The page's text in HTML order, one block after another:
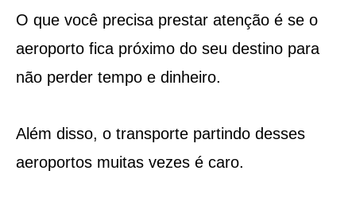
O que você precisa prestar atenção é se o
aeroporto fica próximo do seu destino para
não perder tempo e dinheiro.
Além disso, o transporte partindo desses
aeroportos muitas vezes é caro.